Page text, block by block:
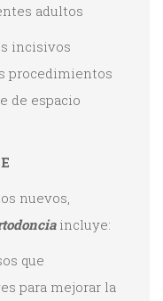
adultos
incisivos
procedimientos
de espacio
nuevos,
incluye:
que
para mejorar la